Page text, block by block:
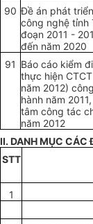
90 Đề án phát
công nghệ tỉnh
đoạn 2011 -
đến năm 2020
91 Báo cáo kiểm
thực hiện
năm 2012)
hành năm
tâm công tác
năm 2012
II. DANH MỤC CÁC
STT
1